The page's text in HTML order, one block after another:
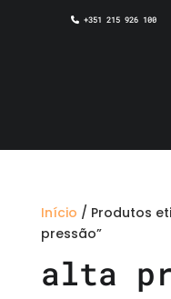
+351 215 926 100
Início / Produtos
pressão”
alta